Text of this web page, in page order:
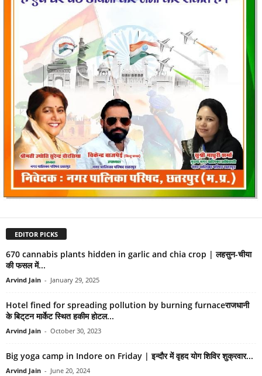
EDITOR PICKS
670 cannabis plants hidden in garlic and chia crop | लहसुन-चीया
की फसल में...
Arvind Jain - January 29, 2025
Hotel fined for spreading pollution by burning furnaceराजधानी
के बिट्‌टन मार्केट स्थित हकीम होटल...
Arvind Jain - October 30, 2023
Big yoga camp in Indore on Friday | इन्दौर में वृहद योग शिविर शुक्रवार...
Arvind Jain - June 20, 2024